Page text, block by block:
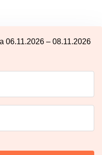
06.11.2026 – 08.11.2026